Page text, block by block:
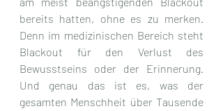
bereits hatten, ohne es zu merken.
Denn im medizinischen Bereich steht
Blackout für den Verlust des
Bewusstseins oder der Erinnerung.
Und genau das ist es, was der
gesamten Menschheit über Tausende